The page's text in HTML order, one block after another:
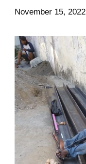
November 15, 2022